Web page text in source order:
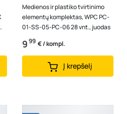
Medienos ir plastiko tvirtinimo
elementų komplektas, WPC PC-
01-SS-05-PC-06 28 vnt., juodas
999 € / kompl.
Į krepšelį